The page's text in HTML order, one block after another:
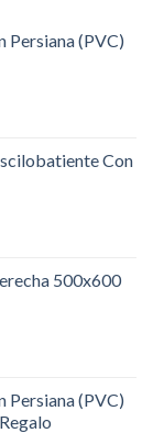
Persiana (PVC)
Con
500x600
Persiana (PVC)